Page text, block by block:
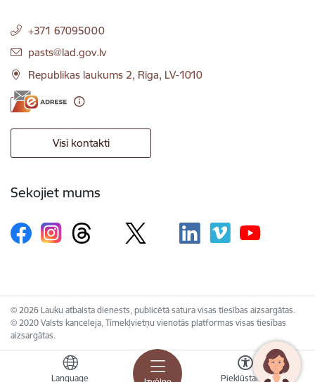
Language Piekļūstamība
+371 67095000
E-pasts:
pasts@lad.gov.lv
Republikas laukums 2, Rīga, LV-1010
Visi kontakti
Sekojiet mums
© 2026 Lauku atbalsta dienests, publicētā satura visas tiesības aizsargātas.
© 2020 Valsts kanceleja, Tīmekļvietņu vienotās platformas visas tiesības
aizsargātas.